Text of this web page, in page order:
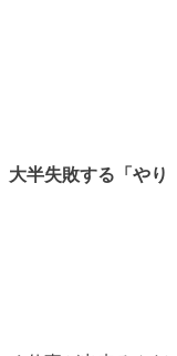
大半失敗する「やり